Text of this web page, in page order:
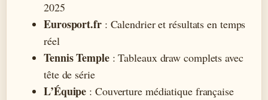
2025
Eurosport.fr: Calendrier et résultats en temps
réel
Tennis Temple: Tableaux draw complets avec
tête de série
L’Équipe : Couverture médiatique française